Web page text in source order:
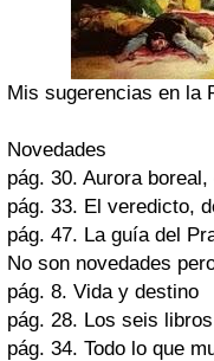
Mis sugerencias en la
Novedades
pág. 30. Aurora boreal,
pág. 33. El veredicto,
pág. 47. La guía del
No son novedades
pág. 8. Vida y destino
pág. 28. Los seis
pág. 34. Todo lo que